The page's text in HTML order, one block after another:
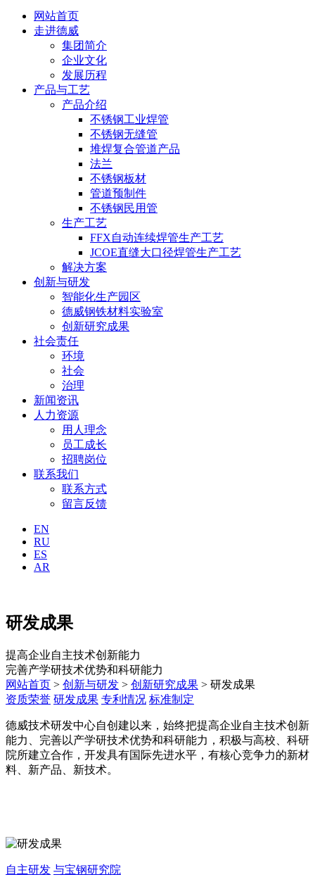
网站首页
走进德威
集团简介
企业文化
发展历程
产品与工艺
产品介绍
不锈钢工业焊管
不锈钢无缝管
堆焊复合管道产品
法兰
不锈钢板材
管道预制件
不锈钢民用管
生产工艺
FFX自动连续焊管生产工艺
JCOE直缝大口径焊管生产工艺
解决方案
创新与研发
智能化生产园区
德威钢铁材料实验室
创新研究成果
社会责任
环境
社会
治理
新闻资讯
人力资源
用人理念
员工成长
招聘岗位
联系我们
联系方式
留言反馈
EN
RU
ES
AR
研发成果
提高企业自主技术创新能力
完善产学研技术优势和科研能力
网站首页 > 创新与研发 > 创新研究成果 > 研发成果
资质荣誉 研发成果 专利情况 标准制定
德威技术研发中心自创建以来，始终把提高企业自主技术创新
能力、完善以产学研技术优势和科研能力，积极与高校、科研
院所建立合作，开发具有国际先进水平，有核心竞争力的新材
料、新产品、新技术。
自主研发 与宝钢研究院